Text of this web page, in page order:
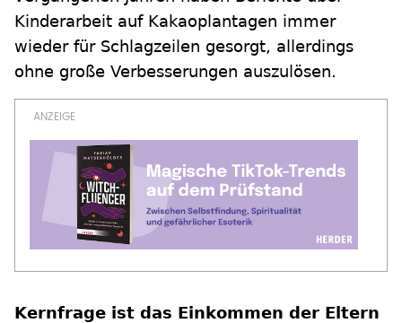
Kinderarbeit auf Kakaoplantagen immer
wieder für Schlagzeilen gesorgt, allerdings
ohne große Verbesserungen auszulösen.
Kernfrage ist das Einkommen der Eltern